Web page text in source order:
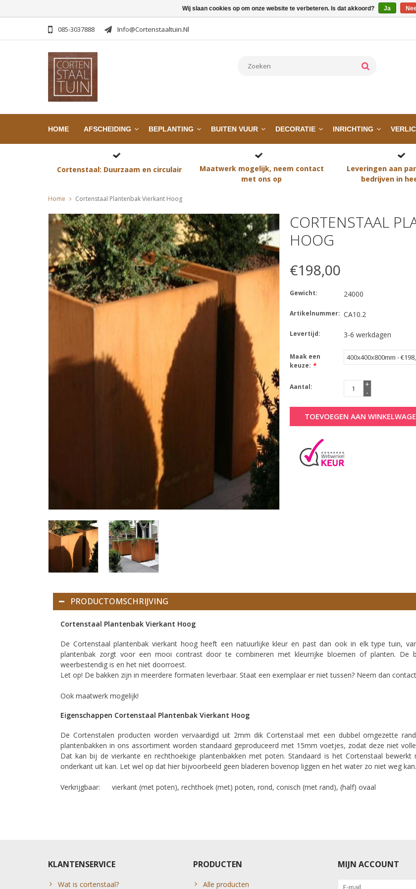
085-3037888 Info@cortenstaaltuin.nl
HOME AFSCHEIDING BEPLANTING BUITEN VUUR DECORATIE INRICHTING
Cortenstaal: Duurzaam en circulair
Maatwerk mogelijk, neem contact
met ons op
Leveringen aan
bedrijven in
Home Cortenstaal Plantenbak Vierkant Hoog
CORTENSTAAL
HOOG
€198,00
Gewicht: 24000
Artikelnummer: CA10.2
Levertijd: 3-6 werkdagen
Maak een
keuze: *
Aantal:
+
-
TOEVOEGEN AAN
PRODUCTOMSCHRIJVING
Cortenstaal Plantenbak Vierkant Hoog
De Cortenstaal plantenbak vierkant hoog heeft een natuurlijke kleur en past dan ook in elk type tuin,
plantenbak zorgt voor een mooi contrast door te combineren met kleurrijke bloemen of planten. De
weerbestendig is en het niet doorroest.
Let op! De bakken zijn in meerdere formaten leverbaar. Staat een exemplaar er niet tussen? Neem dan
Ook maatwerk mogelijk!
Eigenschappen Cortenstaal Plantenbak Vierkant Hoog
De Cortenstalen producten worden vervaardigd uit 2mm dik Cortenstaal met een dubbel omgezette
plantenbakken in ons assortiment worden standaard geproduceerd met 15mm voetjes, zodat deze niet
Dat kan bij de vierkante en rechthoekige plantenbakken met poten. Standaard is het Cortenstaal
onderkant uit kan. Let wel op dat hier bijvoorbeeld geen bladeren bovenop liggen en het water zo niet weg kan.
Verkrijgbaar: vierkant (met poten), rechthoek (met) poten, rond, conisch (met rand), (half) ovaal
KLANTENSERVICE
Wat is cortenstaal?
PRODUCTEN
Alle producten
MIJN ACCOUNT
Wij slaan cookies op om onze website te verbeteren. Is dat akkoord? Ja